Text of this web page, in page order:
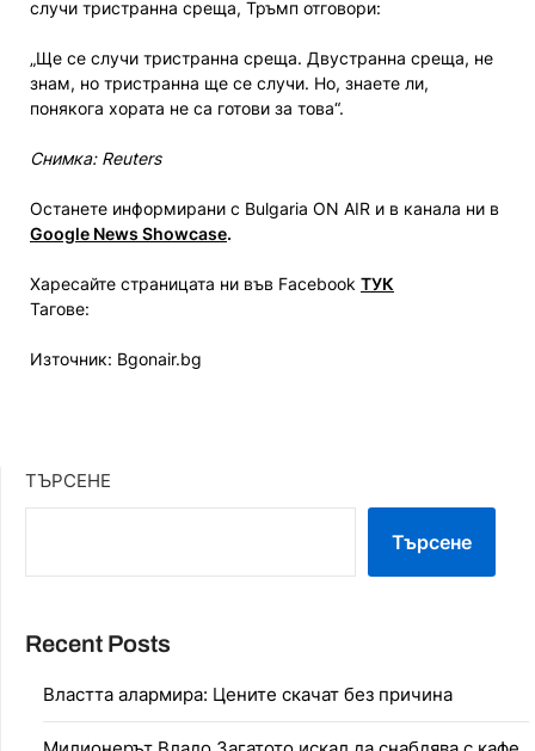
случи тристранна среща, Тръмп отговори:
„Ще се случи тристранна среща. Двустранна среща, не
знам, но тристранна ще се случи. Но, знаете ли,
понякога хората не са готови за това“.
Снимка: Reuters
Останете информирани с Bulgaria ON AIR и в канала ни в
Google News Showcase.
Харесайте страницата ни във Facebook ТУК
Тагове:
Източник: Bgonair.bg
ТЪРСЕНЕ
Търсене
Recent Posts
Властта алармира: Цените скачат без причина